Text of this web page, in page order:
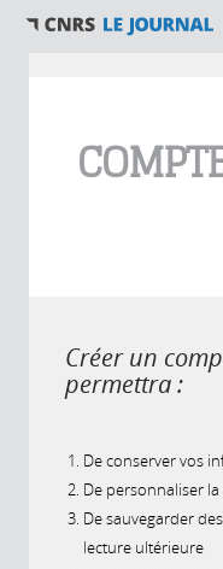
Créer un
permettra :
De conserver vos
De personnaliser
De sauvegarder
lecture ultérieure